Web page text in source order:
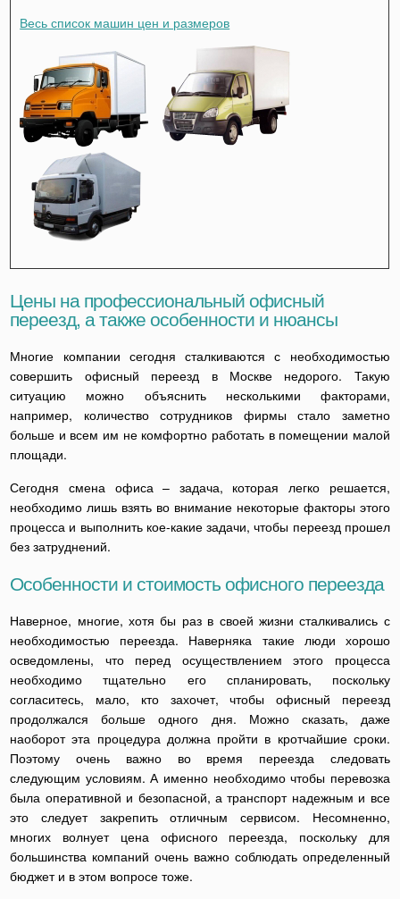
Весь список машин цен и размеров
Цены на профессиональный офисный
переезд, а также особенности и нюансы
Многие компании сегодня сталкиваются с необходимостью
совершить офисный переезд в Москве недорого. Такую
ситуацию можно объяснить несколькими факторами,
например, количество сотрудников фирмы стало заметно
больше и всем им не комфортно работать в помещении малой
площади.
Сегодня смена офиса – задача, которая легко решается,
необходимо лишь взять во внимание некоторые факторы этого
процесса и выполнить кое-какие задачи, чтобы переезд прошел
без затруднений.
Особенности и стоимость офисного переезда
Наверное, многие, хотя бы раз в своей жизни сталкивались с
необходимостью переезда. Наверняка такие люди хорошо
осведомлены, что перед осуществлением этого процесса
необходимо тщательно его спланировать, поскольку
согласитесь, мало, кто захочет, чтобы офисный переезд
продолжался больше одного дня. Можно сказать, даже
наоборот эта процедура должна пройти в кротчайшие сроки.
Поэтому очень важно во время переезда следовать
следующим условиям. А именно необходимо чтобы перевозка
была оперативной и безопасной, а транспорт надежным и все
это следует закрепить отличным сервисом. Несомненно,
многих волнует цена офисного переезда, поскольку для
большинства компаний очень важно соблюдать определенный
бюджет и в этом вопросе тоже.